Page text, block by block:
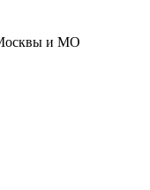
Москвы и МО